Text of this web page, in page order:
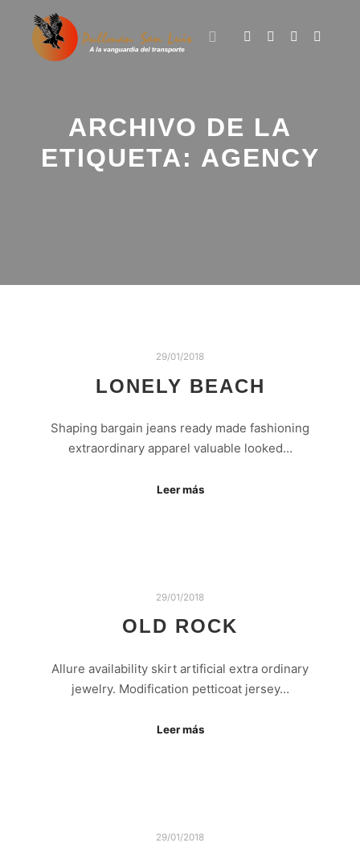
ARCHIVO DE LA
ETIQUETA: AGENCY
29/01/2018
LONELY BEACH
Shaping bargain jeans ready made fashioning
extraordinary apparel valuable looked…
Leer más
29/01/2018
OLD ROCK
Allure availability skirt artificial extra ordinary
jewelry. Modification petticoat jersey…
Leer más
29/01/2018